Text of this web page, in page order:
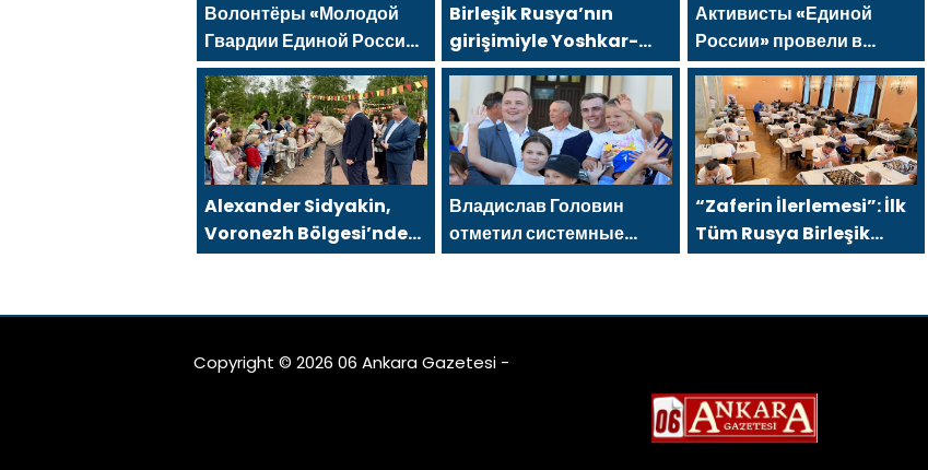
Волонтёры «Молодой
Гвардии Единой России»
ликвидируют
последствия паводков
на Урале и Дальнем
Востоке
Birleşik Rusya’nın
girişimiyle Yoshkar-
Ola’da bir aile festivali
düzenlendi
Активисты «Единой
России» провели в
Набережных Челнах
просветительские
мероприятия для
молодых специалистов
КАМАЗа
Alexander Sidyakin,
Voronezh Bölgesi’ndeki
iyileştirme projelerinin
değerlendirdi
Владислав Головин
отметил системные
решения «Единой
детского и молодёжного
Новодвинске
Архангельской области
“Zaferin İlerlemesi”: İlk
Tüm Rusya Birleşik
Rusya turnuvası olan
Nizhny Tagil’de sona
Copyright © 2026 06 Ankara Gazetesi -